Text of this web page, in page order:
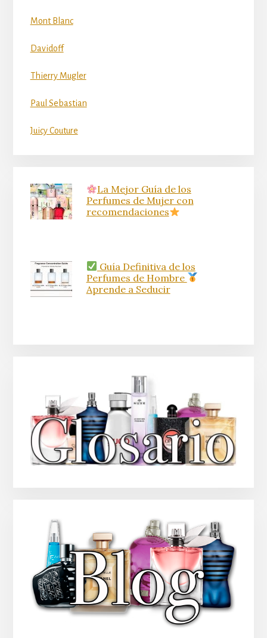
Mont Blanc
Davidoff
Thierry Mugler
Paul Sebastian
Juicy Couture
La Mejor Guía de los
Perfumes de Mujer con
recomendaciones
Guía Definitiva de los
Perfumes de Hombre
Aprende a Seducir